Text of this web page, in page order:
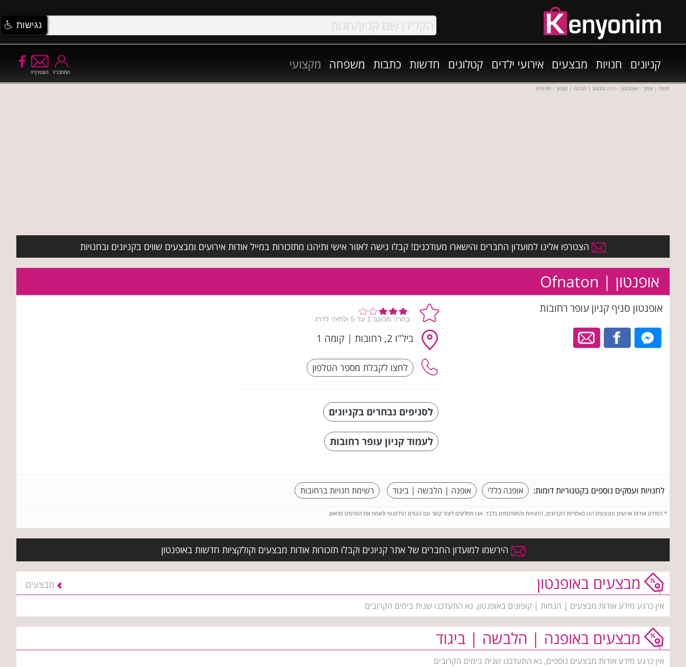
קניונים חנויות מבצעים אירועי ילדים קטלוגים חדשות כתבות משפחה מקצועי
הצטרף/י התחבר/י
חנות | עסק :: אופנטון - חפש מבצע | הנחה | קופון | סניפים
הצטרפו אלינו למועדון החברים והישארו מעודכנים! קבלו גישה לאזור אישי ותיהנו מתזכורות במייל אודות אירועים ומבצעים שווים בקניונים ובחנויות
אופנטון | Ofnaton
אופנטון סניף קניון עופר רחובות
ביל"ו 2, רחובות | קומה 1
לסניפים נבחרים בקניונים
לעמוד קניון עופר רחובות
לחנויות ועסקים נוספים בקטגוריות דומות: אופנה כללי אופנה | הלבשה | ביגוד רשימת חנויות ברחובות
* המידע אודות ארועים ומבצעים הנו באחריות הקניונים, החנויות והמפרסמים בלבד. אנו ממליצים ליצור קשר עם הגורם הרלוונטי ולאמת את הפרטים מראש.
הירשמו למועדון החברים של אתר קניונים וקבלו תזכורות אודות מבצעים וקולקציות חדשות באופנטון
מבצעים באופנטון מבצעים
אין כרגע מידע אודות מבצעים | הנחות | קופונים באופנטון. נא התעדכנו שנית בימים הקרובים
מבצעים באופנה | הלבשה | ביגוד
אין כרגע מידע אודות מבצעים נוספים, נא התעדכנו שנית בימים הקרובים
נגישות